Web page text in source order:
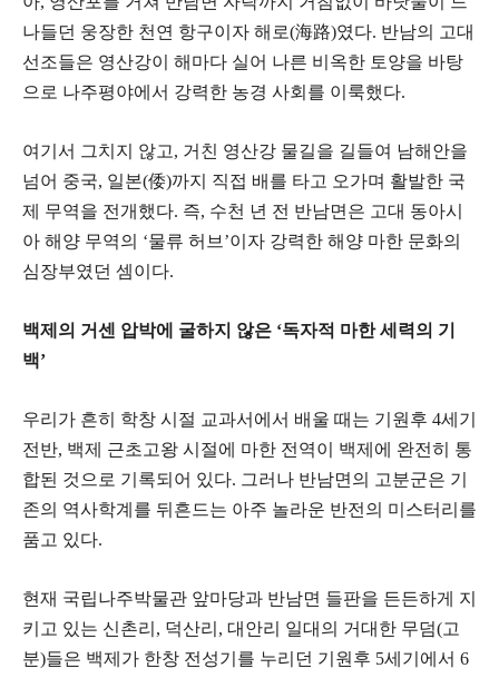
나들던 웅장한 천연 항구이자 해로(海路)였다. 반남의 고대
선조들은 영산강이 해마다 실어 나른 비옥한 토양을 바탕
으로 나주평야에서 강력한 농경 사회를 이룩했다.
​여기서 그치지 않고, 거친 영산강 물길을 길들여 남해안을
넘어 중국, 일본(倭)까지 직접 배를 타고 오가며 활발한 국
제 무역을 전개했다. 즉, 수천 년 전 반남면은 고대 동아시
아 해양 무역의 ‘물류 허브’이자 강력한 해양 마한 문화의
심장부였던 셈이다.
백제의 거센 압박에 굴하지 않은 ‘독자적 마한 세력의 기
백’
​우리가 흔히 학창 시절 교과서에서 배울 때는 기원후 4세기
전반, 백제 근초고왕 시절에 마한 전역이 백제에 완전히 통
합된 것으로 기록되어 있다. 그러나 반남면의 고분군은 기
존의 역사학계를 뒤흔드는 아주 놀라운 반전의 미스터리를
품고 있다.
​현재 국립나주박물관 앞마당과 반남면 들판을 든든하게 지
키고 있는 신촌리, 덕산리, 대안리 일대의 거대한 무덤(고
분)들은 백제가 한창 전성기를 누리던 기원후 5세기에서 6